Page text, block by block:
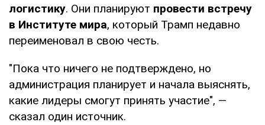
логистику. Они планируют провести встречу
в Институте мира, который Трамп недавно
переименовал в свою честь.
"Пока что ничего не подтверждено, но
администрация планирует и начала выяснять,
какие лидеры смогут принять участие", —
сказал один источник.